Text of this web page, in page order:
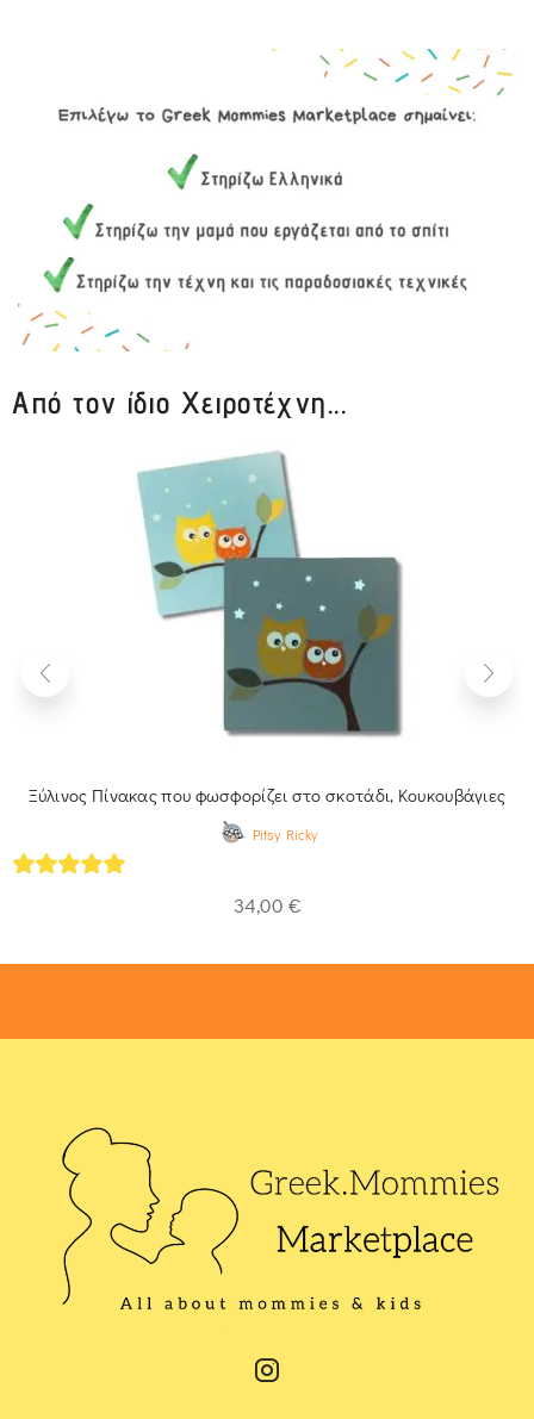
Από τον ίδιο Χειροτέχνη...
Ξύλινος Πίνακας που φωσφορίζει στο σκοτάδι, Κουκουβάγιες
Pitsy Ricky
34,00 €